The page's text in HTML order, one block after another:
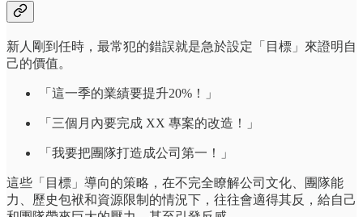
新人剛到任時，最常犯的錯誤就是急於設定「目標」來證明自
己的價值。
「這一季的業績要提升20%！」
「三個月內要完成 XX 專案的改造！」
「我要把團隊打造成公司第一！」
這些「目標」導向的策略，在不完全瞭解公司文化、團隊能
力、歷史包袱和資源限制的情況下，往往會適得其反，給自己